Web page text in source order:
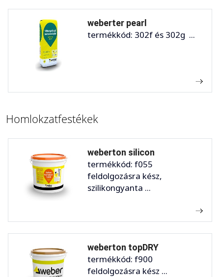
weberter pearl
termékkód: 302f és 302g ...
Homlokzatfestékek
weberton silicon
termékkód: f055
feldolgozásra kész,
szilikongyanta ...
weberton topDRY
termékkód: f900
feldolgozásra kész ...